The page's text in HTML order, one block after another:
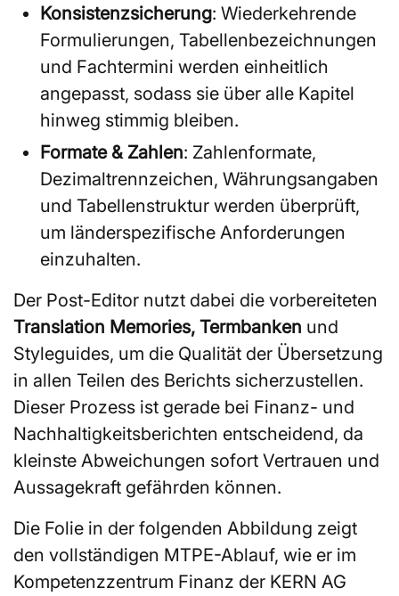
Konsistenzsicherung: Wiederkehrende
Formulierungen, Tabellenbezeichnungen
und Fachtermini werden einheitlich
angepasst, sodass sie über alle Kapitel
hinweg stimmig bleiben.
Formate & Zahlen: Zahlenformate,
Dezimaltrennzeichen, Währungsangaben
und Tabellenstruktur werden überprüft,
um länderspezifische Anforderungen
einzuhalten.
Der Post-Editor nutzt dabei die vorbereiteten
Translation Memories, Termbanken und
Styleguides, um die Qualität der Übersetzung
in allen Teilen des Berichts sicherzustellen.
Dieser Prozess ist gerade bei Finanz- und
Nachhaltigkeitsberichten entscheidend, da
kleinste Abweichungen sofort Vertrauen und
Aussagekraft gefährden können.
Die Folie in der folgenden Abbildung zeigt
den vollständigen MTPE-Ablauf, wie er im
Kompetenzzentrum Finanz der KERN AG